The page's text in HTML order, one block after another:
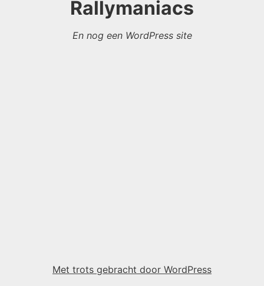
Rallymaniacs
En nog een WordPress site
Met trots gebracht door WordPress